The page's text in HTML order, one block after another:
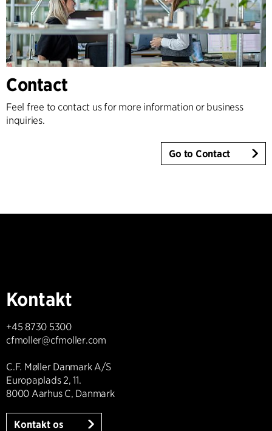
Contact
Feel free to contact us for more information or business
inquiries.
Go to Contact
Kontakt
+45 8730 5300
cfmoller@cfmoller.com
C.F. Møller Danmark A/S
Europaplads 2, 11.
8000 Aarhus C, Danmark
Kontakt os